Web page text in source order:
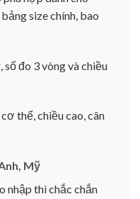
size chính, bao
số đo 3 vòng và chiều
thể, chiều cao, cân
Mỹ
nhập thì chắc chắn